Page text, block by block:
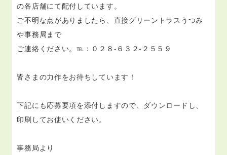
の各店舗にて配付しています。
ご不明な点がありましたら、直接グリーントラスうつみ
や事務局まで
ご連絡ください。℡：０２８-６３２-２５５９
皆さまの力作をお待ちしています！
下記にも応募要項を添付しますので、ダウンロードし、
印刷してお使いください。
事務局より